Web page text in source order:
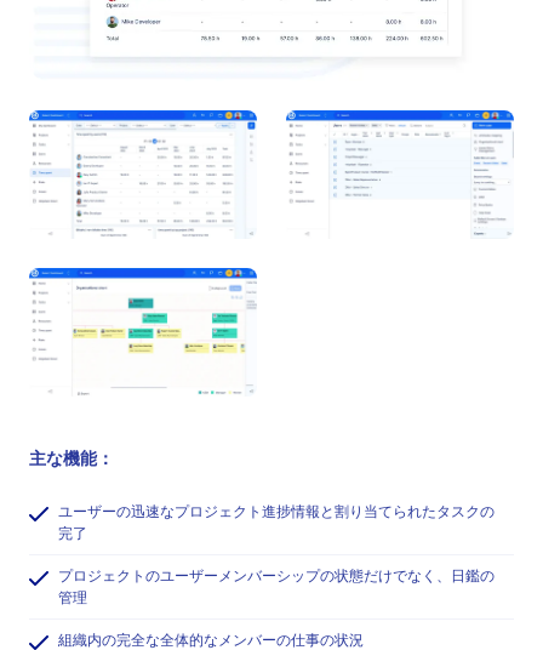
主な機能：
ユーザーの迅速なプロジェクト進捗情報と割り当てられたタスクの
完了
プロジェクトのユーザーメンバーシップの状態だけでなく、日鑑の
管理
組織内の完全な全体的なメンバーの仕事の状況